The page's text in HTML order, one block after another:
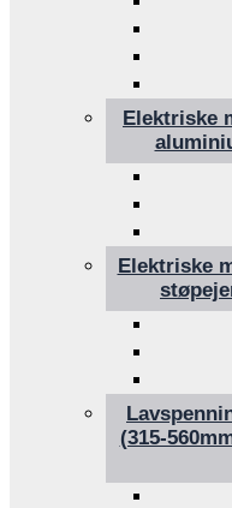
Elektriske
Elektriske
(315-